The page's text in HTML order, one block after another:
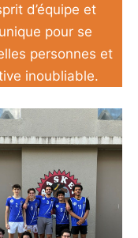
d’équipe et
pour se
personnes et
inoubliable.